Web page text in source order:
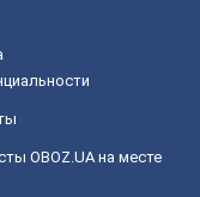
OBOZ.UA на месте